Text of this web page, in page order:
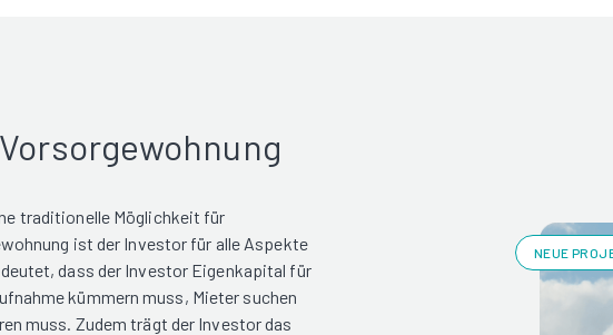
traditionelle Möglichkeit für
ist der Investor für alle Aspekte
dass der Investor Eigenkapital für
kümmern muss, Mieter suchen
muss. Zudem trägt der Investor das
NEUE